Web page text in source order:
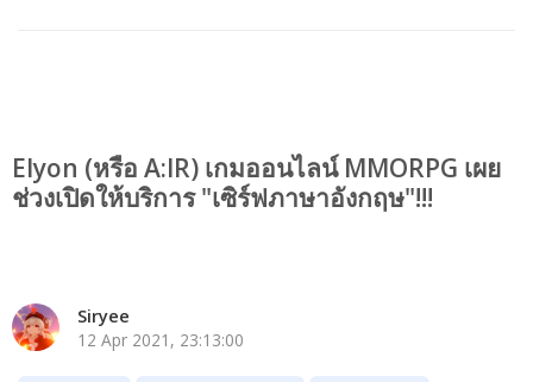
Elyon (หรือ A:IR) เกมออนไลน์ MMORPG เผย
ช่วงเปิดให้บริการ "เซิร์ฟภาษาอังกฤษ"!!!
Siryee
12 Apr 2021, 23:13:00